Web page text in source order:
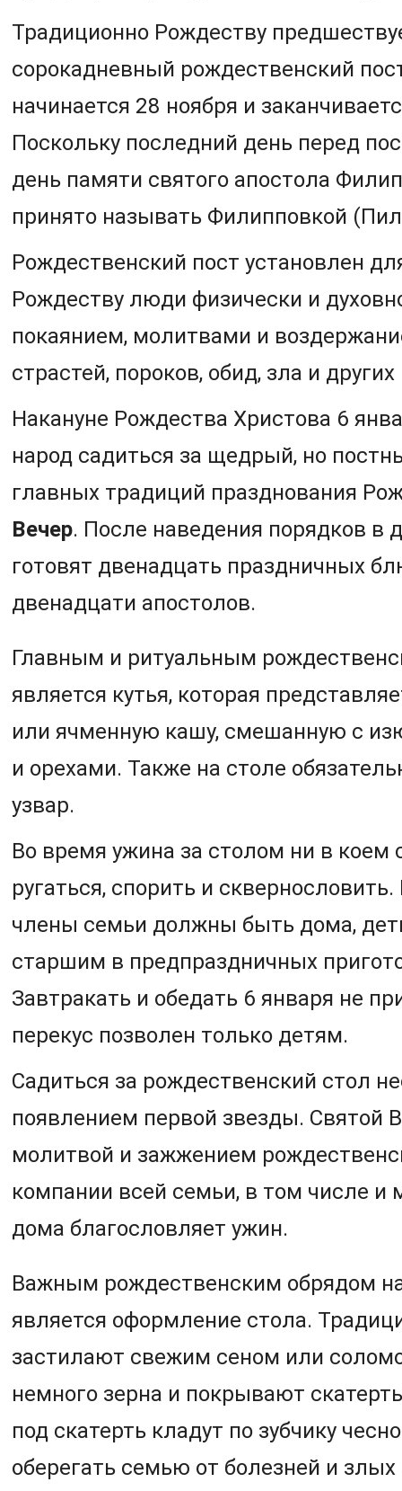
Традиционно Рождеству
сорокадневный рождественский
начинается 28 ноября и
Поскольку последний день перед
день памяти святого апостола
принято называть Филипповкой
Рождественский пост установлен
Рождеству люди физически и
покаянием, молитвами и
страстей, пороков, обид, зла и других
Накануне Рождества Христова 6
народ садиться за щедрый, но
главных традиций празднования
Вечер. После наведения порядков в
готовят двенадцать праздничных
двенадцати апостолов.
Главным и ритуальным
является кутья, которая
или ячменную кашу, смешанную с
и орехами. Также на столе
узвар.
Во время ужина за столом ни в коем
ругаться, спорить и
члены семьи должны быть дома,
старшим в предпраздничных
Завтракать и обедать 6 января не
перекус позволен только детям.
Садиться за рождественский стол
появлением первой звезды. Святой
молитвой и зажжением
компании всей семьи, в том числе и
дома благословляет ужин.
Важным рождественским обрядом
является оформление стола.
застилают свежим сеном или
немного зерна и покрывают
под скатерть кладут по зубчику
оберегать семью от болезней и злых